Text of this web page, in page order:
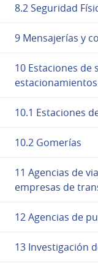
8.2 Seguridad
9 Mensajerías y
10 Estaciones de
estacionamientos
10.1 Estaciones
10.2 Gomerías
11 Agencias de
empresas de
12 Agencias de
13 Investigación